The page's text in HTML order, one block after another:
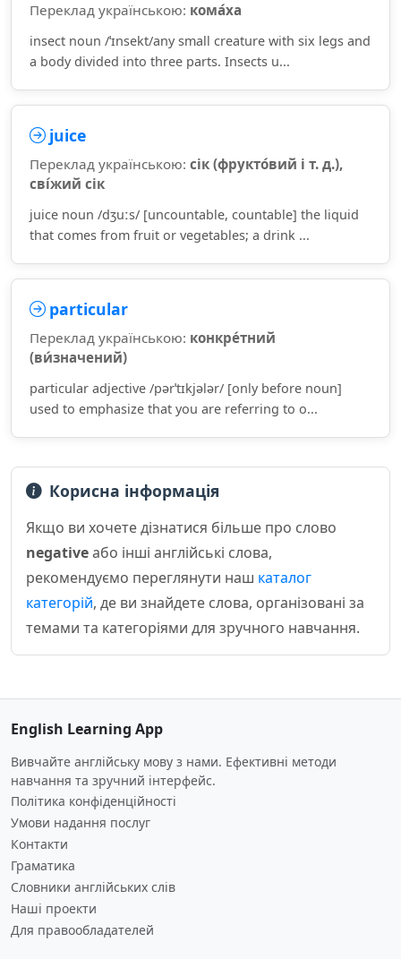
Переклад українською: кома́ха
insect noun /ˈɪnsekt/any small creature with six legs and
a body divided into three parts. Insects u...
juice
Переклад українською: сік (фрукто́вий і т. д.),
сві́жий сік
juice noun /dʒuːs/ [uncountable, countable] the liquid
that comes from fruit or vegetables; a drink ...
particular
Переклад українською: конкре́тний
(ви́значений)
particular adjective /pərˈtɪkjələr/ [only before noun]
used to emphasize that you are referring to o...
Корисна інформація
Якщо ви хочете дізнатися більше про слово
negativeабо інші англійські слова,
рекомендуємо переглянути наш каталог
категорій, де ви знайдете слова, організовані за
темами та категоріями для зручного навчання.
English Learning App
Вивчайте англійську мову з нами. Ефективні методи
навчання та зручний інтерфейс.
Політика конфіденційності
Умови надання послуг
Контакти
Граматика
Словники англійських слів
Наші проекти
Для правообладателей